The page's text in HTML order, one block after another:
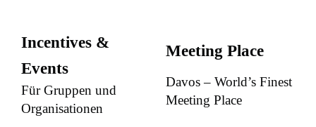
Incentives &
Events
Für Gruppen und
Organisationen
Meeting Place
Davos – World’s Finest
Meeting Place